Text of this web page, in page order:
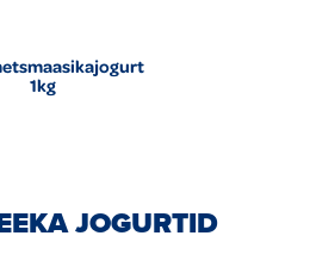
1kg
JOGURTID